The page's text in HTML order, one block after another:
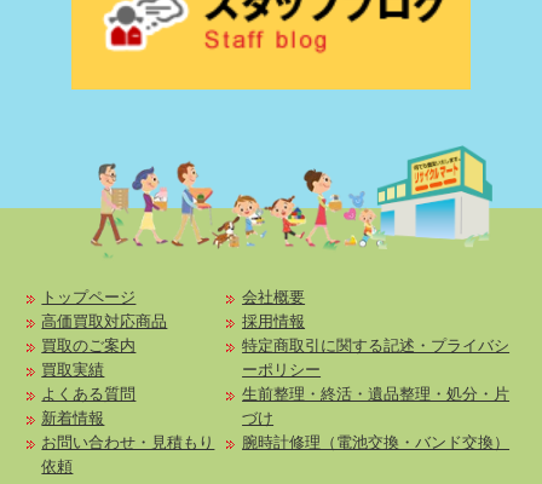
トップページ
高価買取対応商品
買取のご案内
買取実績
よくある質問
新着情報
お問い合わせ・見積もり
依頼
会社概要
採用情報
特定商取引に関する記述・プライバシ
ーポリシー
生前整理・終活・遺品整理・処分・片
づけ
腕時計修理（電池交換・バンド交換）